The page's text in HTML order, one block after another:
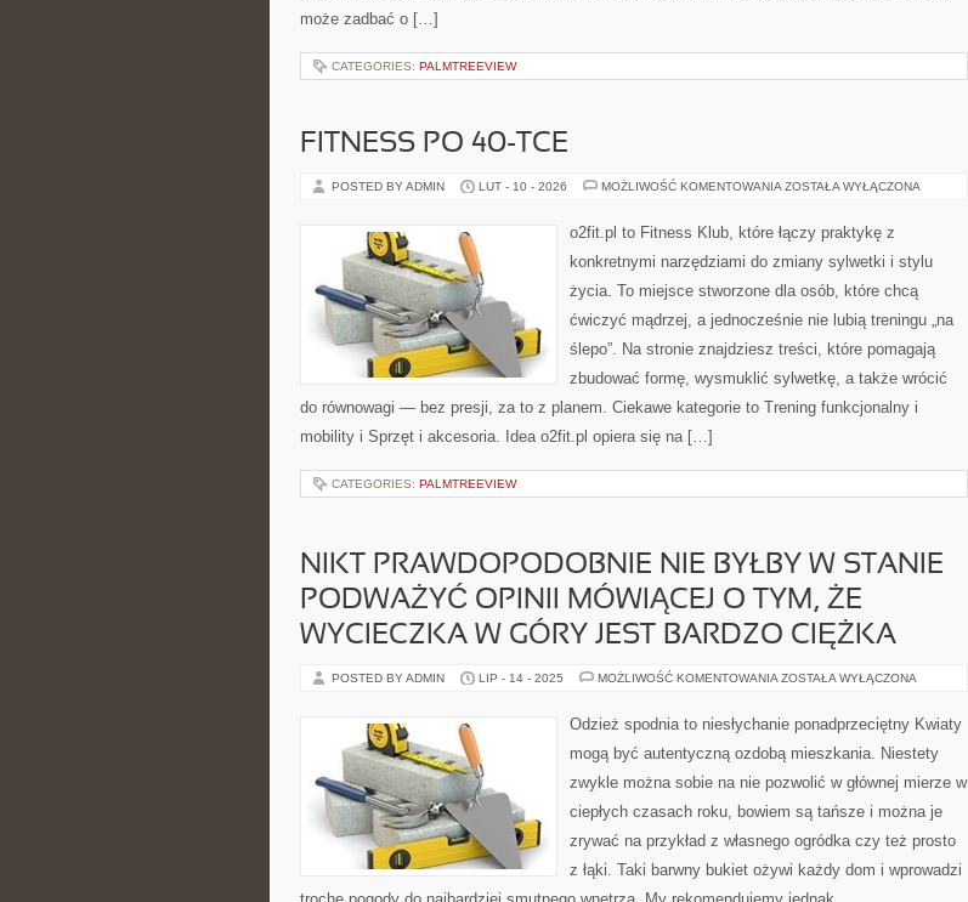
może zadbać o […]
CATEGORIES: PALMTREEVIEW
FITNESS PO 40-TCE
POSTED BY ADMIN LUT - 10 - 2026 MOŻLIWOŚĆ KOMENTOWANIA FITNESS
ZOSTAŁA WYŁĄCZONA
o2fit.pl to Fitness Klub, które łączy praktykę z
konkretnymi narzędziami do zmiany sylwetki i stylu
życia. To miejsce stworzone dla osób, które chcą
ćwiczyć mądrzej, a jednocześnie nie lubią treningu „na
ślepo”. Na stronie znajdziesz treści, które pomagają
zbudować formę, wysmuklić sylwetkę, a także wrócić
do równowagi — bez presji, za to z planem. Ciekawe kategorie to Trening funkcjonalny i
mobility i Sprzęt i akcesoria. Idea o2fit.pl opiera się na […]
CATEGORIES: PALMTREEVIEW
NIKT PRAWDOPODOBNIE NIE BYŁBY W STANIE
PODWAŻYĆ OPINII MÓWIĄCEJ O TYM, ŻE
WYCIECZKA W GÓRY JEST BARDZO CIĘŻKA
POSTED BY ADMIN LIP - 14 - 2025 MOŻLIWOŚĆ KOMENTOWANIA NIKT
W
PODWAŻYĆ
MÓWIĄCEJ
TYM,
WYCIECZKA
W
GÓRY
JEST
BARDZO
ZOSTAŁA WYŁĄCZONA
Odzież spodnia to niesłychanie ponadprzeciętny Kwiaty
mogą być autentyczną ozdobą mieszkania. Niestety
zwykle można sobie na nie pozwolić w głównej mierze w
ciepłych czasach roku, bowiem są tańsze i można je
zrywać na przykład z własnego ogródka czy też prosto
z łąki. Taki barwny bukiet ożywi każdy dom i wprowadzi